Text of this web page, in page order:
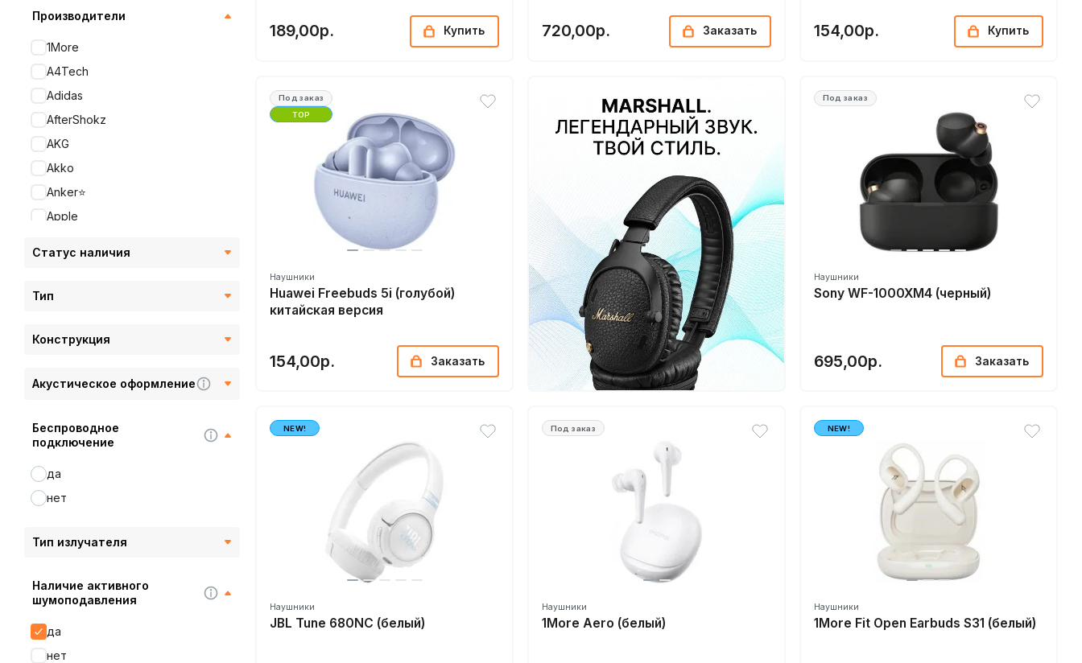
Производители
1More
A4Tech
Adidas
AfterShokz
AKG
Akko
Anker⭐️
Apple
AuraSonics
Beats
Behringer
Blon
Bluedio
CCA
Cleer
CMF
Статус наличия
Тип
Конструкция
Акустическое оформление
Беспроводное
подключение
да
нет
Тип излучателя
Наличие активного
шумоподавления
да
нет
189,00р. Купить 720,00р. Заказать 154,00р. Купить
Под заказ
TOP
Наушники
Huawei Freebuds 5i (голубой)
китайская версия
154,00р. Заказать
Под заказ
Наушники
Sony WF-1000XM4 (черный)
695,00р. Заказать
NEW!
Наушники
JBL Tune 680NC (белый)
Под заказ
Наушники
1More Aero (белый)
NEW!
Наушники
1More Fit Open Earbuds S31 (белый)